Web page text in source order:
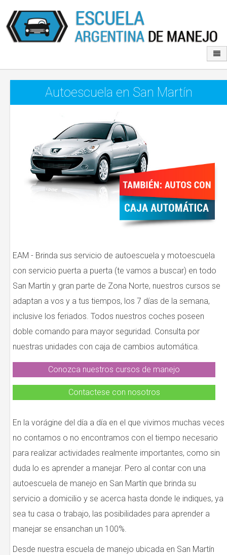
Autoescuela en San Martín
EAM - Brinda sus servicio de autoescuela y motoescuela
con servicio puerta a puerta (te vamos a buscar) en todo
San Martín y gran parte de Zona Norte, nuestros cursos se
adaptan a vos y a tus tiempos, los 7 días de la semana,
inclusive los feriados. Todos nuestros coches poseen
doble comando para mayor seguridad. Consulta por
nuestras unidades con caja de cambios automática.
Conozca nuestros cursos de manejo
Contactese con nosotros
En la vorágine del día a día en el que vivimos muchas veces
no contamos o no encontramos con el tiempo necesario
para realizar actividades realmente importantes, como sin
duda lo es aprender a manejar. Pero al contar con una
autoescuela de manejo en San Martín que brinda su
servicio a domicilio y se acerca hasta donde le indiques, ya
sea tu casa o trabajo, las posibilidades para aprender a
manejar se ensanchan un 100%.
Desde nuestra escuela de manejo ubicada en San Martín